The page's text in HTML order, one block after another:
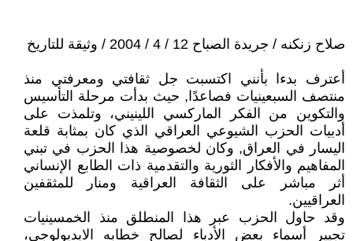
صلاح زنكنه / جريدة الصباح 12 / 4 / 2004 / وثيقة للتاريخ
أعترف بدءا بأنني اكتسبت جل ثقافتي ومعرفتي منذ
منتصف السبعينيات فصاعدًا, حيث بدأت مرحلة التأسيس
والتكوين من الفكر الماركسي اللينيني، وتلمذت على
أدبيات الحزب الشيوعي العراقي الذي كان بمثابة قلعة
اليسار في العراق, وكان لخصوصية هذا الحزب في تبني
المفاهيم والأفكار الثورية والتقدمية ذات الطابع الإنساني
أثر مباشر على الثقافة العراقية ومنار للمثقفين
العراقيين.
وقد حاول الحزب عبر هذا المنطلق منذ الخمسينيات
تجيير أسماء بعض الأدباء لصالح خطابه الايديولوجي،